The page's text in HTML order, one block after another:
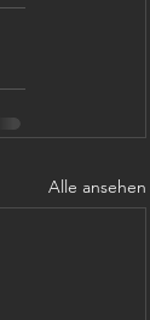
Alle ansehen